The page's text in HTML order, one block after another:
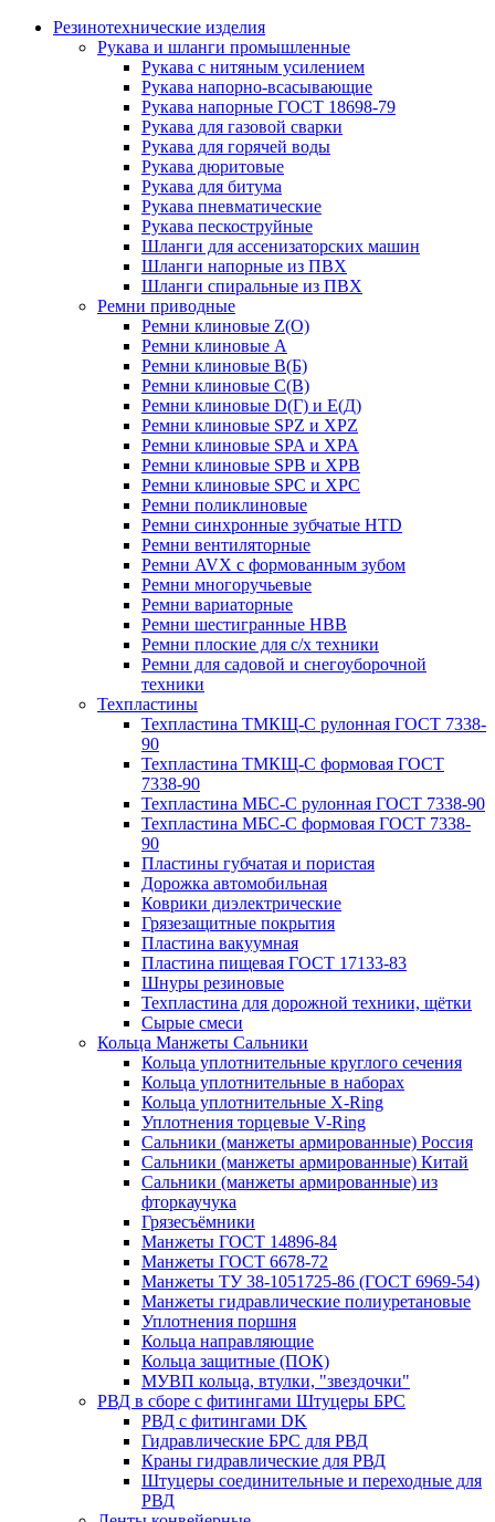
Резинотехнические изделия
Рукава и шланги промышленные
Рукава с нитяным усилением
Рукава напорно-всасывающие
Рукава напорные ГОСТ 18698-79
Рукава для газовой сварки
Рукава для горячей воды
Рукава дюритовые
Рукава для битума
Рукава пневматические
Рукава пескоструйные
Шланги для ассенизаторских машин
Шланги напорные из ПВХ
Шланги спиральные из ПВХ
Ремни приводные
Ремни клиновые Z(О)
Ремни клиновые А
Ремни клиновые В(Б)
Ремни клиновые С(В)
Ремни клиновые D(Г) и Е(Д)
Ремни клиновые SPZ и XPZ
Ремни клиновые SPA и XPA
Ремни клиновые SPB и XPB
Ремни клиновые SPC и XPC
Ремни поликлиновые
Ремни синхронные зубчатые HTD
Ремни вентиляторные
Ремни AVX с формованным зубом
Ремни многоручьевые
Ремни вариаторные
Ремни шестигранные HBB
Ремни плоские для с/х техники
Ремни для садовой и снегоуборочной
техники
Техпластины
Техпластина ТМКЩ-С рулонная ГОСТ 7338-
90
Техпластина ТМКЩ-С формовая ГОСТ
7338-90
Техпластина МБС-С рулонная ГОСТ 7338-90
Техпластина МБС-С формовая ГОСТ 7338-
90
Пластины губчатая и пористая
Дорожка автомобильная
Коврики диэлектрические
Грязезащитные покрытия
Пластина вакуумная
Пластина пищевая ГОСТ 17133-83
Шнуры резиновые
Техпластина для дорожной техники, щётки
Сырые смеси
Кольца Манжеты Сальники
Кольца уплотнительные круглого сечения
Кольца уплотнительные в наборах
Кольца уплотнительные Х-Ring
Уплотнения торцевые V-Ring
Сальники (манжеты армированные) Россия
Сальники (манжеты армированные) Китай
Сальники (манжеты армированные) из
фторкаучука
Грязесъёмники
Манжеты ГОСТ 14896-84
Манжеты ГОСТ 6678-72
Манжеты ТУ 38-1051725-86 (ГОСТ 6969-54)
Манжеты гидравлические полиуретановые
Уплотнения поршня
Кольца направляющие
Кольца защитные (ПОК)
МУВП кольца, втулки, "звездочки"
РВД в сборе с фитингами Штуцеры БРС
РВД с фитингами DK
Гидравлические БРС для РВД
Краны гидравлические для РВД
Штуцеры соединительные и переходные для
РВД